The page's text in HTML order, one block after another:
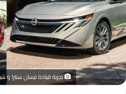
تجربة قيادة نيسان سنترا و شيفروليه تراكس